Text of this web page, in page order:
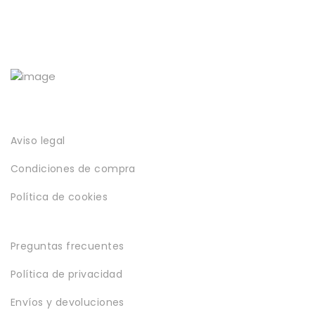
Aviso legal
Condiciones de compra
Política de cookies
Preguntas frecuentes
Política de privacidad
Envíos y devoluciones